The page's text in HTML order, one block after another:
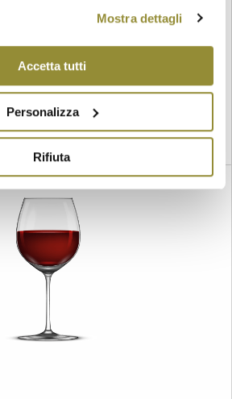
Mostra dettagli
Accetta tutti
Personalizza
Rifiuta
ettaro: 110 q.li con resa in vino
: rosso